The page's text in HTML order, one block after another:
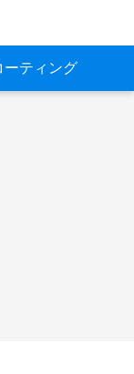
ーティング